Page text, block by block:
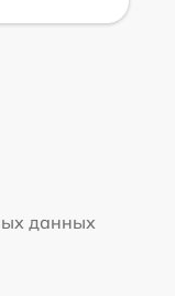
данных